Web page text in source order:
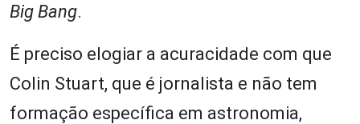
Big Bang.
É preciso elogiar a acuracidade com que
Colin Stuart, que é jornalista e não tem
formação específica em astronomia,